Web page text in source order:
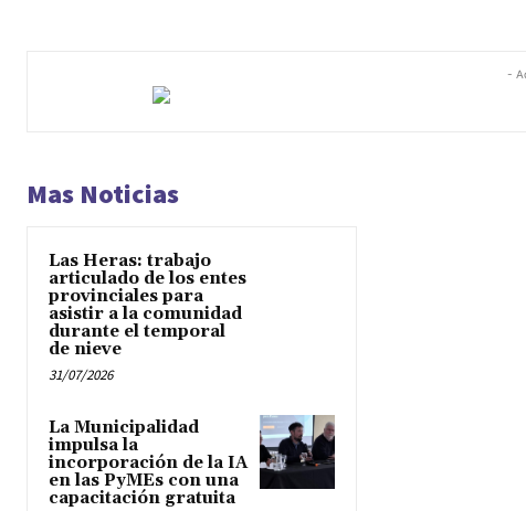
-
Mas Noticias
Las Heras: trabajo
articulado de los entes
provinciales para
asistir a la comunidad
durante el temporal
de nieve
31/07/2026
La Municipalidad
impulsa la
incorporación de la IA
en las PyMEs con una
capacitación gratuita